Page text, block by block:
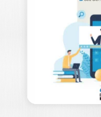
Ouvrage labellisé
catégorie «